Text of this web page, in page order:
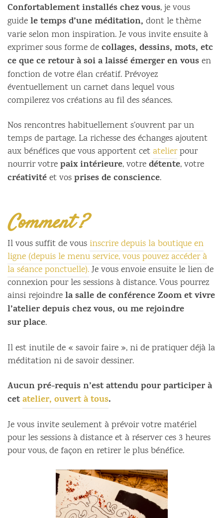
Confortablement installés chez vous, je vous
guidele temps d’une méditation, dont le thème
varie selon mon inspiration. Je vous invite ensuite à
exprimer sous forme decollages, dessins, mots, etc
ce que ce retour à soi a laissé émerger en vousen
fonction de votre élan créatif. Prévoyez
éventuellement un carnet dans lequel vous
compilerez vos créations au fil des séances.
Nos rencontres habituellement s’ouvrent par un
temps de partage. La richesse des échanges ajoutent
aux bénéfices que vous apportent cetatelierpour
nourrir votrepaix intérieure, votredétente, votre
créativitéet vosprises de conscience.
Comment ?
Il vous suffit de vous inscrire depuis la boutique en
ligne (depuis le menu service, vous pouvez accéder à
la séance ponctuelle).Je vous envoie ensuite le lien de
connexion pour les sessions à distance. Vous pourrez
ainsi rejoindrela salle de conférence Zoom et vivre
l’atelier depuis chez vous, ou me rejoindre
surplace.
Il est inutile de « savoir faire », ni de pratiquer déjà la
méditation ni de savoir dessiner.
Aucun pré-requis n’est attendu pour participer à
cetatelier, ouvert à tous.
Je vous invite seulement à prévoir votre matériel
pour les sessions à distance et à réserver ces 3 heures
pour vous, de façon en retirer le plus bénéfice.